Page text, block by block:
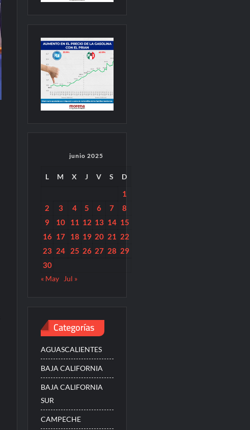
junio 2025
L M X J V S D
1
2
3 4 5 6 7
8
9
10 11 12 13 14 15
16 17 18 19 20 21 22
23 24 25 26 27 28 29
30
« May Jul »
Categorías
AGUASCALIENTES
BAJA CALIFORNIA
BAJA CALIFORNIA
SUR
CAMPECHE